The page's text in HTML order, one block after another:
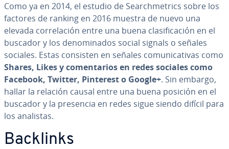
Como ya en 2014, el estudio de Sea­r­ch­me­tri­cs sobre los
factores de ranking en 2016 muestra de nuevo una
elevada co­rre­la­ción entre una buena cla­si­fi­ca­ción en el
buscador y los de­no­mi­na­dos social signals o señales
sociales. Estas consisten en señales co­mu­ni­ca­ti­vas como
Shares, Likes y co­me­n­ta­rios en redes sociales como
Facebook, Twitter, Pinterest o Google+. Sin embargo,
hallar la relación causal entre una buena posición en el
buscador y la presencia en redes sigue siendo difícil para
los analistas.
Backlinks